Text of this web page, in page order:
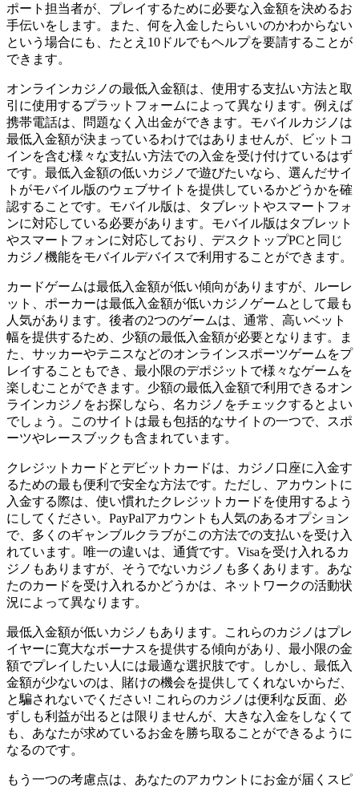
ポート担当者が、プレイするために必要な入金額を決めるお
手伝いをします。また、何を入金したらいいのかわからない
という場合にも、たとえ10ドルでもヘルプを要請することが
できます。
オンラインカジノの最低入金額は、使用する支払い方法と取
引に使用するプラットフォームによって異なります。例えば
携帯電話は、問題なく入出金ができます。モバイルカジノは
最低入金額が決まっているわけではありませんが、ビットコ
インを含む様々な支払い方法での入金を受け付けているはず
です。最低入金額の低いカジノで遊びたいなら、選んだサイ
トがモバイル版のウェブサイトを提供しているかどうかを確
認することです。モバイル版は、タブレットやスマートフォ
ンに対応している必要があります。モバイル版はタブレット
やスマートフォンに対応しており、デスクトップPCと同じ
カジノ機能をモバイルデバイスで利用することができます。
カードゲームは最低入金額が低い傾向がありますが、ルーレ
ット、ポーカーは最低入金額が低いカジノゲームとして最も
人気があります。後者の2つのゲームは、通常、高いベット
幅を提供するため、少額の最低入金額が必要となります。ま
た、サッカーやテニスなどのオンラインスポーツゲームをプ
レイすることもでき、最小限のデポジットで様々なゲームを
楽しむことができます。少額の最低入金額で利用できるオン
ラインカジノをお探しなら、名カジノをチェックするとよい
でしょう。このサイトは最も包括的なサイトの一つで、スポ
ーツやレースブックも含まれています。
クレジットカードとデビットカードは、カジノ口座に入金す
るための最も便利で安全な方法です。ただし、アカウントに
入金する際は、使い慣れたクレジットカードを使用するよう
にしてください。PayPalアカウントも人気のあるオプション
で、多くのギャンブルクラブがこの方法での支払いを受け入
れています。唯一の違いは、通貨です。Visaを受け入れるカ
ジノもありますが、そうでないカジノも多くあります。あな
たのカードを受け入れるかどうかは、ネットワークの活動状
況によって異なります。
最低入金額が低いカジノもあります。これらのカジノはプレ
イヤーに寛大なボーナスを提供する傾向があり、最小限の金
額でプレイしたい人には最適な選択肢です。しかし、最低入
金額が少ないのは、賭けの機会を提供してくれないからだ、
と騙されないでください! これらのカジノは便利な反面、必
ずしも利益が出るとは限りませんが、大きな入金をしなくて
も、あなたが求めているお金を勝ち取ることができるように
なるのです。
もう一つの考慮点は、あなたのアカウントにお金が届くスピ